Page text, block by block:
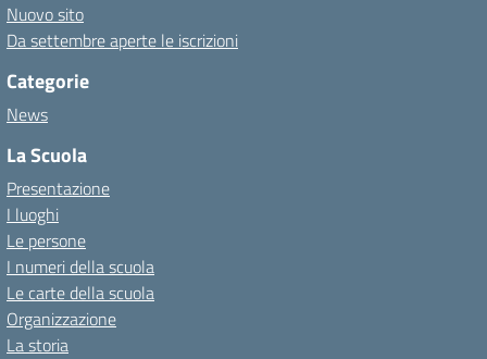
Nuovo sito
Da settembre aperte le iscrizioni
Categorie
News
La Scuola
Presentazione
I luoghi
Le persone
I numeri della scuola
Le carte della scuola
Organizzazione
La storia